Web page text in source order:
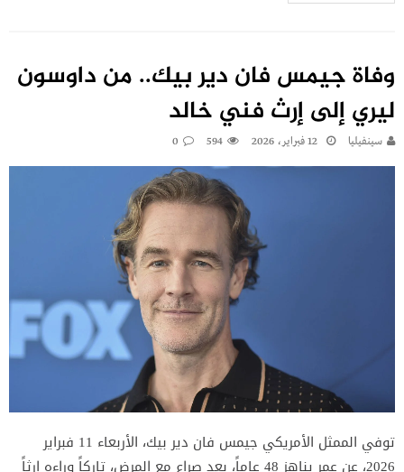
وفاة جيمس فان دير بيك.. من داوسون
ليري إلى إرث فني خالد
سينفيليا 12 فبراير، 2026 594
0
توفي الممثل الأمريكي جيمس فان دير بيك، الأربعاء 11 فبراير
2026، عن عمر يناهز 48 عاماً، بعد صراع مع المرض، تاركاً وراءه إرثاً